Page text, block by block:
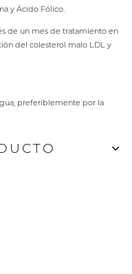
y Ácido Fólico.
de un mes de tratamiento en
del colesterol malo LDL y
preferiblemente por la